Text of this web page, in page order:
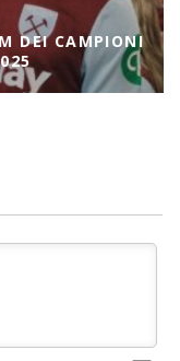
DEI CAMPIONI